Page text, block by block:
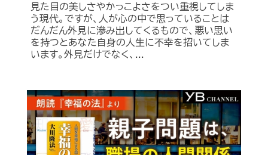
見た目の美しさやかっこよさをつい重視してしま
う現代。ですが、人が心の中で思っていることは
だんだん外見に滲み出してくるもので、悪い思い
を持つとあなた自身の人生に不幸を招いてしま
います。外見だけでなく、...